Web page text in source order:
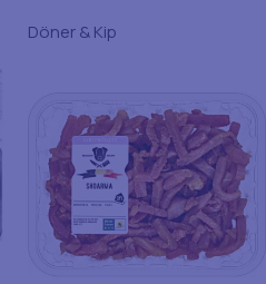
Döner & Kip